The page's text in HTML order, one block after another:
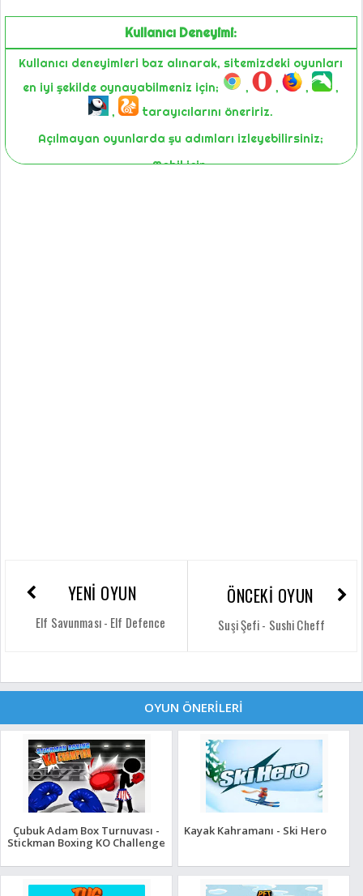
Kullanıcı Deneyimi:
Kullanıcı deneyimleri baz alınarak, sitemizdeki oyunları
en iyi şekilde oynayabilmeniz için;
, , ,
,
,
tarayıcılarını öneririz.
Açılmayan oyunlarda şu adımları izleyebilirsiniz;
Mobil için;
ÖNCEKİ OYUN
Suşi Şefi - Sushi Cheff
YENİ OYUN
Elf Savunması - Elf Defence
OYUN ÖNERİLERİ
Çubuk Adam Box Turnuvası -
Stickman Boxing KO Challenge
Kayak Kahramanı - Ski Hero